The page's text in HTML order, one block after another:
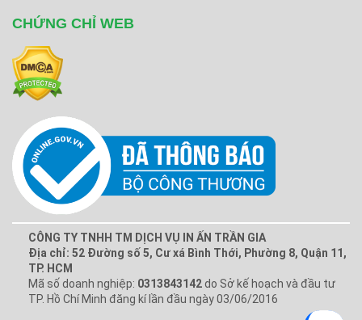
CHỨNG CHỈ WEB
CÔNG TY TNHH TM DỊCH VỤ IN ẤN TRẦN GIA
Địa chỉ: 52 Đường số 5, Cư xá Bình Thới, Phường 8, Quận 11,
TP. HCM
Mã số doanh nghiệp: 0313843142 do Sở kế hoạch và đầu tư
TP. Hồ Chí Minh đăng kí lần đầu ngày 03/06/2016